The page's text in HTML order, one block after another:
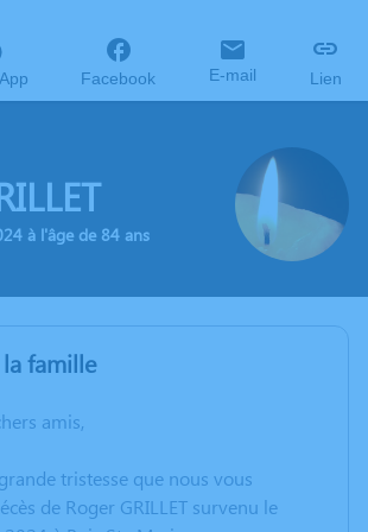
Facebook E-mail Lien
à l'âge de 84 ans
famille
amis,
tristesse que nous vous
de Roger GRILLET survenu le